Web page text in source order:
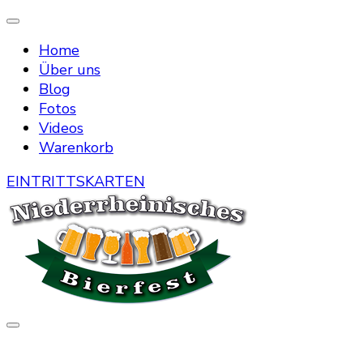
Home
Über uns
Blog
Fotos
Videos
Warenkorb
EINTRITTSKARTEN